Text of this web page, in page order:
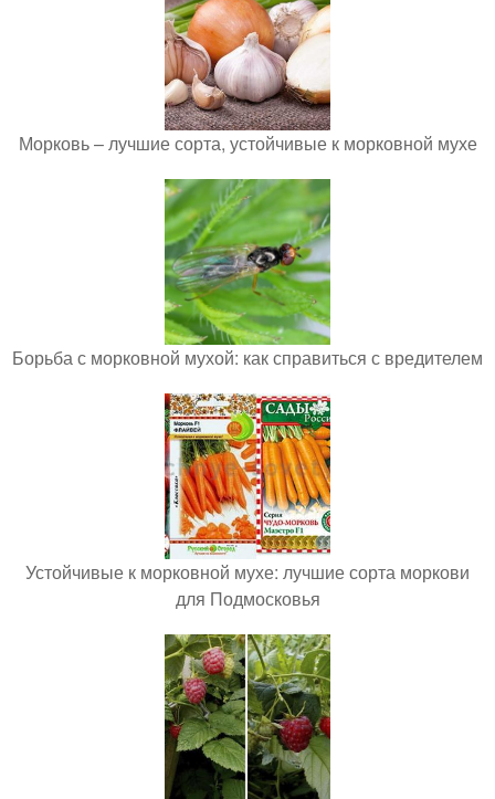
Морковь – лучшие сорта, устойчивые к морковной мухе
Борьба с морковной мухой: как справиться с вредителем
Устойчивые к морковной мухе: лучшие сорта моркови
для Подмосковья